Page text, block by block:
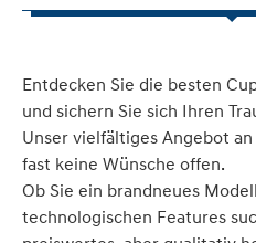
Entdecken Sie die besten
und sichern Sie sich Ihren
Unser vielfältiges Angebot
fast keine Wünsche offen.
Ob Sie ein brandneues
technologischen Features